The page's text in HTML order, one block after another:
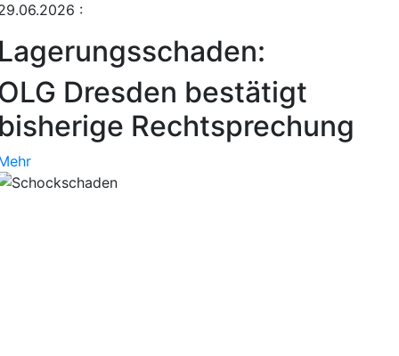
:
Dresden bestätigt
Rechtsprechung